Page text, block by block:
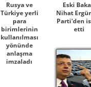
Rusya ve
Türkiye yerli
para
birimlerinin
kullanılması
yönünde
anlaşma
imzaladı
Eski
Nihat
Parti'den
etti